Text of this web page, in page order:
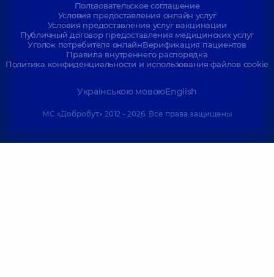
Пользовательское соглашение
Условия предоставления онлайн услуг
Условия предоставления услуг вакцинации
Публичный договор предоставления медицинских услуг
Уголок потребителя онлайнВерификация пациентов
Правила внутреннего распорядка
Политика конфиденциальности и использования файлов cookie
Українською мовоюEnglish
МС «Добробут» 2012 - 2026. Все права защищены